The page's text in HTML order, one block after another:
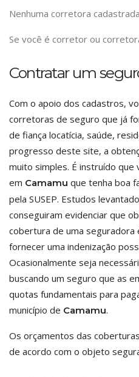
Nenhuma corretora
Se você é corretor ou
Contratar um
Com o apoio dos cadastros,
corretoras de seguro que já
de fiança locatícia, saúde,
progresso deste site, a
muito simples. É instruído
em Camamu que tenha boa
pela SUSEP. Estudos
conseguiram evidenciar que
cobertura de uma seguradora
fornecer uma indenização
Ocasionalmente seja
buscando um seguro que as
quotas fundamentais para
município de Camamu.
Os orçamentos das
de acordo com o objeto